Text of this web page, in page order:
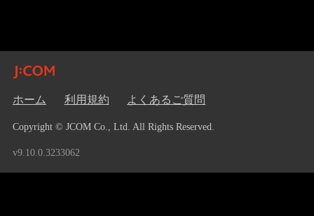
ホーム 利用規約 よくあるご質問
Copyright © JCOM Co., Ltd. All Rights Reserved.
v9.10.0.3233062